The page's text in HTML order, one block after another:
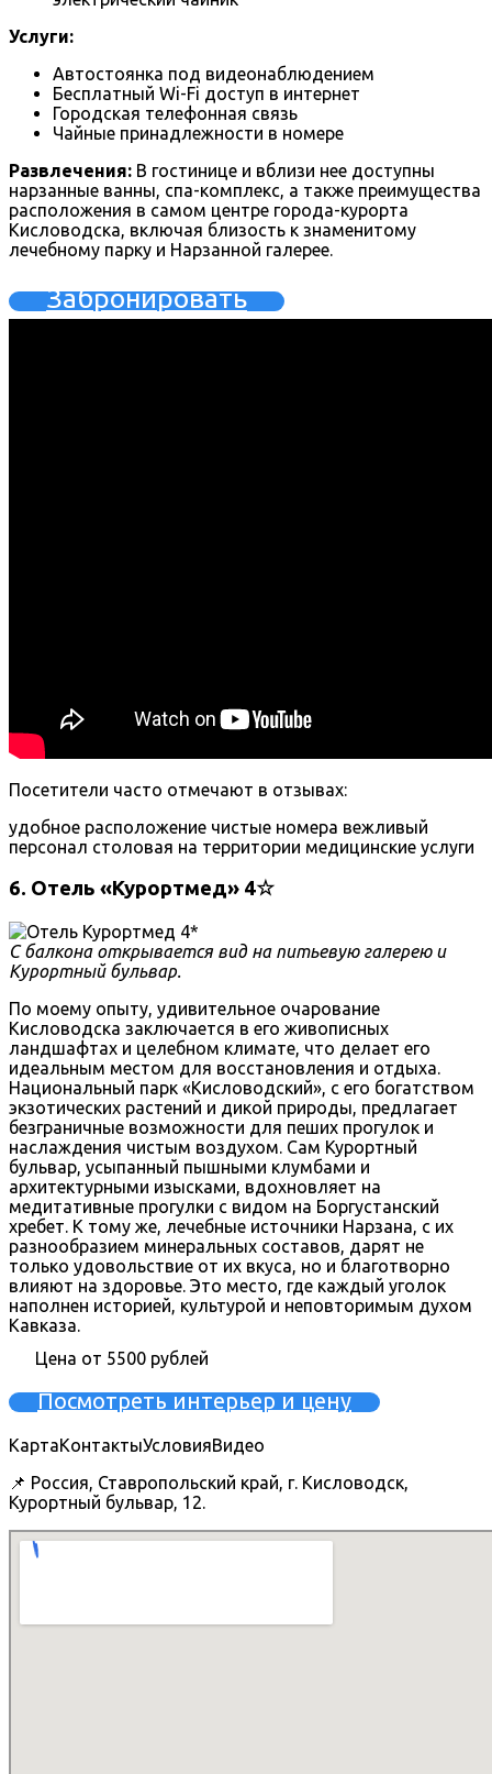
Услуги:
Автостоянка под видеонаблюдением
Бесплатный Wi-Fi доступ в интернет
Городская телефонная связь
Чайные принадлежности в номере
Развлечения: В гостинице и вблизи нее доступны
нарзанные ванны, спа-комплекс, а также преимущества
расположения в самом центре города-курорта
Кисловодска, включая близость к знаменитому
лечебному парку и Нарзанной галерее.
Забронировать
Посетители часто отмечают в отзывах:
удобное расположение чистые номера вежливый
персонал столовая на территории медицинские услуги
6. Отель «Курортмед» 4☆
С балкона открывается вид на питьевую галерею и
Курортный бульвар.
По моему опыту, удивительное очарование
Кисловодска заключается в его живописных
ландшафтах и целебном климате, что делает его
идеальным местом для восстановления и отдыха.
Национальный парк «Кисловодский», с его богатством
экзотических растений и дикой природы, предлагает
безграничные возможности для пеших прогулок и
наслаждения чистым воздухом. Сам Курортный
бульвар, усыпанный пышными клумбами и
архитектурными изысками, вдохновляет на
медитативные прогулки с видом на Боргустанский
хребет. К тому же, лечебные источники Нарзана, с их
разнообразием минеральных составов, дарят не
только удовольствие от их вкуса, но и благотворно
влияют на здоровье. Это место, где каждый уголок
наполнен историей, культурой и неповторимым духом
Кавказа.
Цена от 5500 рублей
Посмотреть интерьер и цену
КартаКонтактыУсловияВидео
📌 Россия, Ставропольский край, г. Кисловодск,
Курортный бульвар, 12.